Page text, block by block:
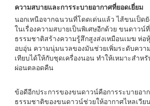
ความสบายและการระบายอากาศที่ยอดเยี่ยม
นอกเหนือจากฉนวนที่โดดเด่นแล้ว ไส้ขนเป็ดยั
ในเรื่องความสบายเป็นพิเศษอีกด้วย ขนดาวน์
ธรรมชาติสร้างความรู้สึกสูงส่งเหมือนเมฆ ห่อ
อบอุ่น ความนุ่มนวลของมันช่วยเพิ่มระดับควา
เทียบได้ให้กับชุดเครื่องนอน ทำให้เหมาะสำห
ผ่อนตลอดคืน
ข้อดีอีกประการของขนดาวน์คือการระบายอา
ธรรมชาติของขนดาวน์ช่วยให้อากาศไหลเวีย